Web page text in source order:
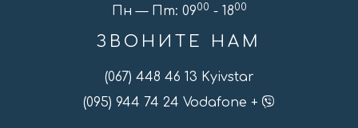
Пн — Пт: 0900 - 1800
ЗВОНИТЕ НАМ
(067) 448 46 13 Kyivstar
(095) 944 74 24 Vodafone +